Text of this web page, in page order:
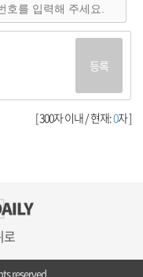
등록
[ 300자 이내 / 현재:0자 ]
로
reserved.